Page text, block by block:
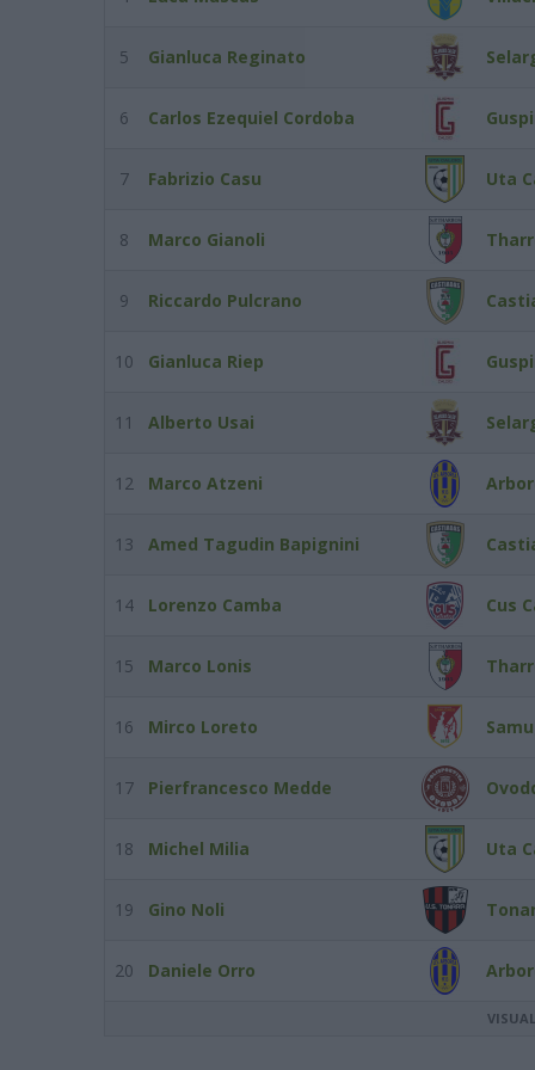
5 Gianluca Reginato
6 Carlos Ezequiel Cordoba
7 Fabrizio Casu Uta
8 Marco Gianoli
9 Riccardo Pulcrano
10 Gianluca Riep
11 Alberto Usai
12 Marco Atzeni
13 Amed Tagudin Bapignini
14 Lorenzo Camba Cus
15 Marco Lonis
16 Mirco Loreto
17 Pierfrancesco Medde
18 Michel Milia Uta
19 Gino Noli
20 Daniele Orro